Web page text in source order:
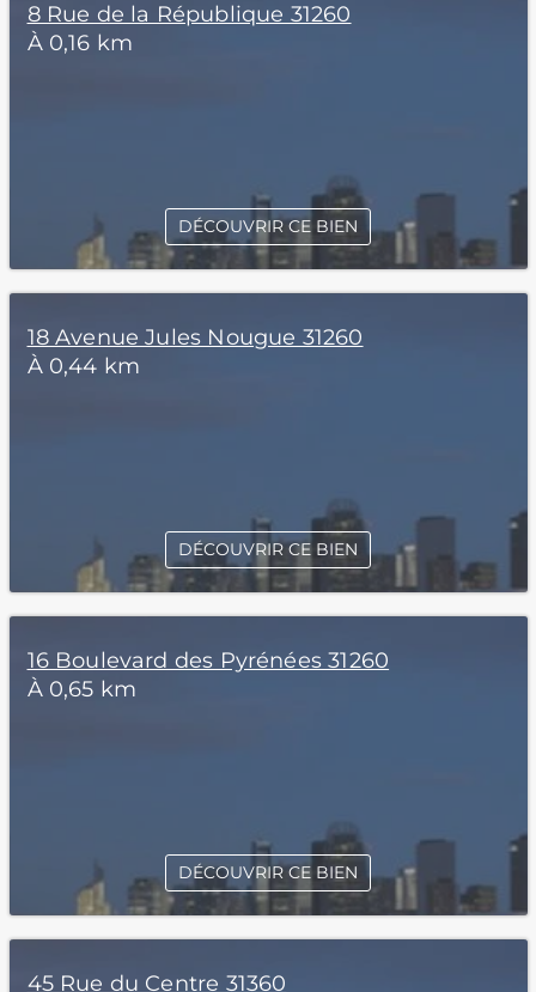
8 Rue de la République 31260
À 0,16 km
DÉCOUVRIR CE BIEN
18 Avenue Jules Nougue 31260
À 0,44 km
DÉCOUVRIR CE BIEN
16 Boulevard des Pyrénées 31260
À 0,65 km
DÉCOUVRIR CE BIEN
45 Rue du Centre 31360